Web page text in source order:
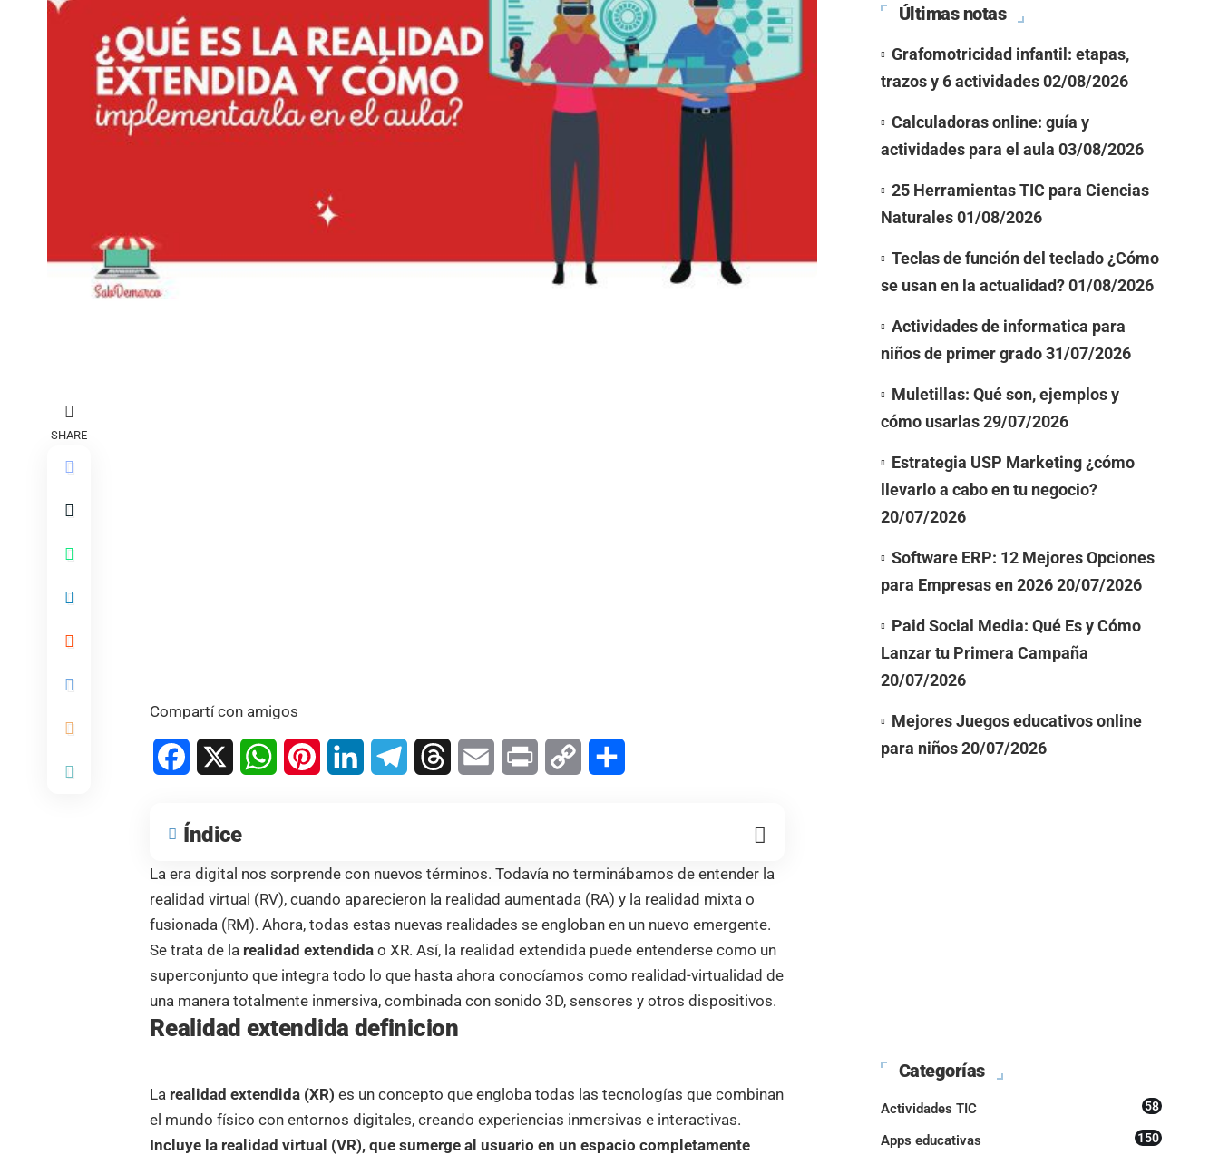
SHARE
Compartí con amigos
Facebook WhatsAppPinterestLinkedIn TelegramThreads Email Print Copy
Índice
La era digital nos sorprende con nuevos términos. Todavía no terminábamos de entender la
realidad virtual (RV), cuando aparecieron la realidad aumentada (RA) y la realidad mixta o
fusionada (RM). Ahora, todas estas nuevas realidades se engloban en un nuevo emergente.
Se trata de la realidad extendida o XR. Así, la realidad extendida puede entenderse como un
superconjunto que integra todo lo que hasta ahora conocíamos como realidad-virtualidad de
una manera totalmente inmersiva, combinada con sonido 3D, sensores y otros dispositivos.
Realidad extendida definicion
La realidad extendida (XR) es un concepto que engloba todas las tecnologías que combinan
el mundo físico con entornos digitales, creando experiencias inmersivas e interactivas.
Incluye la realidad virtual (VR), que sumerge al usuario en un espacio completamente
Últimas notas
Grafomotricidad infantil: etapas,
trazos y 6 actividades 02/08/2026
Calculadoras online: guía y
actividades para el aula 03/08/2026
25 Herramientas TIC para Ciencias
Naturales 01/08/2026
Teclas de función del teclado ¿Cómo
se usan en la actualidad? 01/08/2026
Actividades de informatica para
niños de primer grado 31/07/2026
Muletillas: Qué son, ejemplos y
cómo usarlas 29/07/2026
Estrategia USP Marketing ¿cómo
llevarlo a cabo en tu negocio?
20/07/2026
Software ERP: 12 Mejores Opciones
para Empresas en 2026 20/07/2026
Paid Social Media: Qué Es y Cómo
Lanzar tu Primera Campaña
20/07/2026
Mejores Juegos educativos online
para niños 20/07/2026
Categorías
Actividades TIC 58
Apps educativas 150